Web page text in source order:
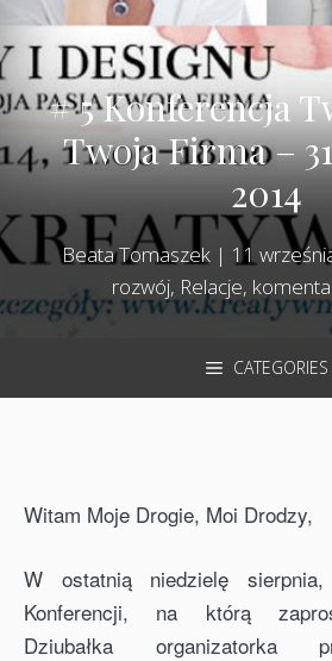
# 5 Konferencja
Twoja Firma –
2014
Beata Tomaszek| 11
rozwój, Relacje,
CATEGORIES
Witam Moje Drogie, Moi Drodzy,
W ostatnią niedzielę
Konferencji, na którą
Dziubałka organizatorka